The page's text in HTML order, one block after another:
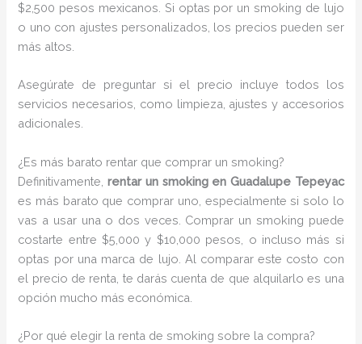
$2,500 pesos mexicanos. Si optas por un smoking de lujo
o uno con ajustes personalizados, los precios pueden ser
más altos.
Asegúrate de preguntar si el precio incluye todos los
servicios necesarios, como limpieza, ajustes y accesorios
adicionales.
¿Es más barato rentar que comprar un smoking?
Definitivamente,rentar un smoking en Guadalupe Tepeyac
es más barato que comprar uno, especialmente si solo lo
vas a usar una o dos veces. Comprar un smoking puede
costarte entre $5,000 y $10,000 pesos, o incluso más si
optas por una marca de lujo. Al comparar este costo con
el precio de renta, te darás cuenta de que alquilarlo es una
opción mucho más económica.
¿Por qué elegir la renta de smoking sobre la compra?